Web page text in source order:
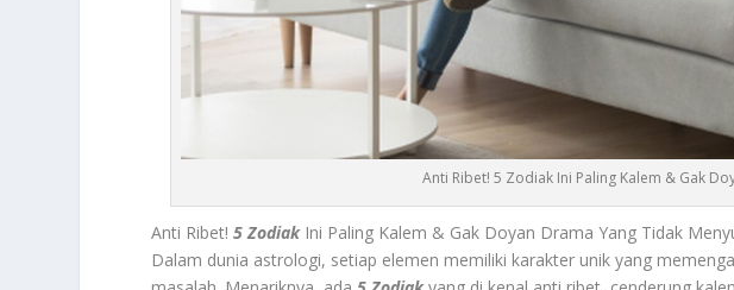
Anti Ribet! 5 Zodiak Ini Paling Kalem & Gak
Anti Ribet!5 ZodiakIni Paling Kalem & Gak Doyan Drama Yang Tidak
Dalam dunia astrologi, setiap elemen memiliki karakter unik yang